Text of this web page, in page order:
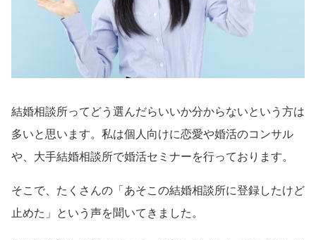
結婚相談所ってどう選んだらいいか分からないという方は
多いと思います。私は個人向けに恋愛や婚活のコンサル
や、大手結婚相談所で婚活セミナーを行っております。
そこで、たくさんの「あそこの結婚相談所に登録したけど
止めた」という声を聞いてきました。